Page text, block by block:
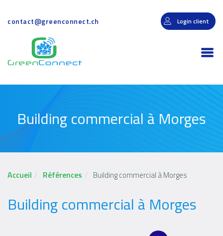
contenu
contact@greenconnect.ch Login client
Building commercial à Morges
Accueil Références Building commercial à Morges
Building commercial à Morges